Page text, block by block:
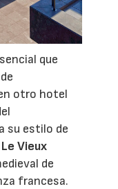
que
otro hotel
su estilo de
Le Vieux
de
francesa.